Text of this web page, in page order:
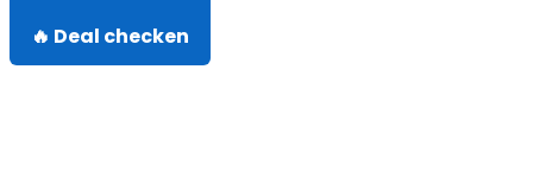
🔥 Deal checken